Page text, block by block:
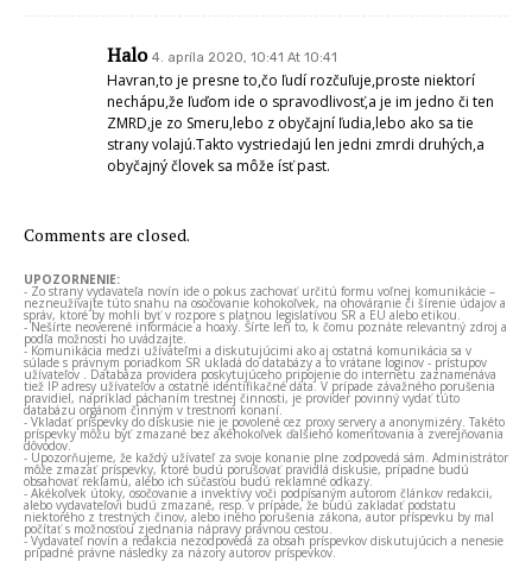
Halo 4. apríla 2020, 10:41 At 10:41
Havran,to je presne to,čo ľudí rozčuľuje,proste niektorí
nechápu,že ľuďom ide o spravodlivosť,a je im jedno či ten
ZMRD,je zo Smeru,lebo z obyčajní ľudia,lebo ako sa tie
strany volajú.Takto vystriedajú len jedni zmrdi druhých,a
obyčajný človek sa môže ísť past.
Comments are closed.
UPOZORNENIE:
- Zo strany vydavateľa novín ide o pokus zachovať určitú formu voľnej komunikácie –
nezneužívajte túto snahu na osočovanie kohokoľvek, na ohováranie či šírenie údajov a
správ, ktoré by mohli byť v rozpore s platnou legislatívou SR a EÚ alebo etikou.
- Nešírte neoverené informácie a hoaxy. Šírte len to, k čomu poznáte relevantný zdroj a
podľa možnosti ho uvádzajte.
- Komunikácia medzi užívateľmi a diskutujúcimi ako aj ostatná komunikácia sa v
súlade s právnym poriadkom SR ukladá do databázy a to vrátane loginov - prístupov
užívateľov . Databáza providera poskytujúceho pripojenie do internetu zaznamenáva
tiež IP adresy užívateľov a ostatné identifikačné dáta. V prípade závažného porušenia
pravidiel, napríklad páchaním trestnej činnosti, je provider povinný vydať túto
databázu orgánom činným v trestnom konaní.
- Vkladať príspevky do diskusie nie je povolené cez proxy servery a anonymizéry. Takéto
príspevky môžu byť zmazané bez akéhokoľvek ďalšieho komentovania a zverejňovania
dôvodov.
- Upozorňujeme, že každý užívateľ za svoje konanie plne zodpovedá sám. Administrátor
môže zmazať príspevky, ktoré budú porušovať pravidlá diskusie, prípadne budú
obsahovať reklamu, alebo ich súčasťou budú reklamné odkazy.
- Akékoľvek útoky, osočovanie a invektívy voči podpísaným autorom článkov redakcii,
alebo vydavateľovi budú zmazané, resp. v prípade, že budú zakladať podstatu
niektorého z trestných činov, alebo iného porušenia zákona, autor príspevku by mal
počítať s možnosťou zjednania nápravy právnou cestou.
- Vydavateľ novín a redakcia nezodpovedá za obsah príspevkov diskutujúcich a nenesie
prípadné právne následky za názory autorov príspevkov.